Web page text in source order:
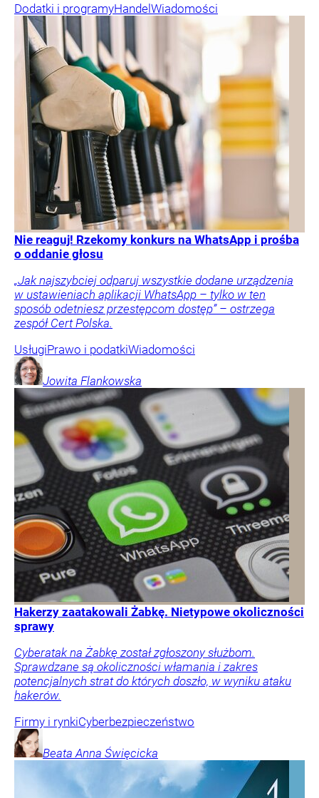
Dodatki i programyHandelWiadomości
Nie reaguj! Rzekomy konkurs na WhatsApp i prośba
o oddanie głosu
„Jak najszybciej odparuj wszystkie dodane urządzenia
w ustawieniach aplikacji WhatsApp – tylko w ten
sposób odetniesz przestępcom dostęp” – ostrzega
zespół Cert Polska.
UsługiPrawo i podatkiWiadomości
Jowita Flankowska
Hakerzy zaatakowali Żabkę. Nietypowe okoliczności
sprawy
Cyberatak na Żabkę został zgłoszony służbom.
Sprawdzane są okoliczności włamania i zakres
potencjalnych strat do których doszło, w wyniku ataku
hakerów.
Firmy i rynkiCyberbezpieczeństwo
Beata Anna Święcicka